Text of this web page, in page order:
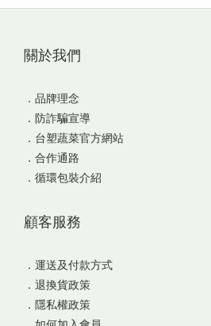
關於我們
． 品牌理念
． 防詐騙宣導
． 台塑蔬菜官方網站
． 合作通路
． 循環包裝介紹
顧客服務
． 運送及付款方式
． 退換貨政策
． 隱私權政策